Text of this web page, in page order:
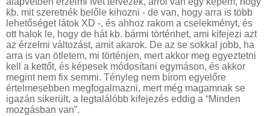
kb. mit szeretnék belőle kihozni - de van, hogy arra is több
lehetőséget látok XD -, és ahhoz rakom a cselekményt, és
ott halok le, hogy de hát kb. bármi történhet, ami kifejezi azt
az érzelmi változást, amit akarok. De az se sokkal jobb, ha
arra is van ötletem, mi történjen, mert akkor meg egyeztetni
kell a kettőt, és képesek módosítani egymáson, és akkor
megint nem fix semmi. Tényleg nem bírom egyelőre
értelmesebben megfogalmazni, mert még magamnak se
igazán sikerült, a legtalálóbb kifejezés eddig a “Minden
mozgásban van”.